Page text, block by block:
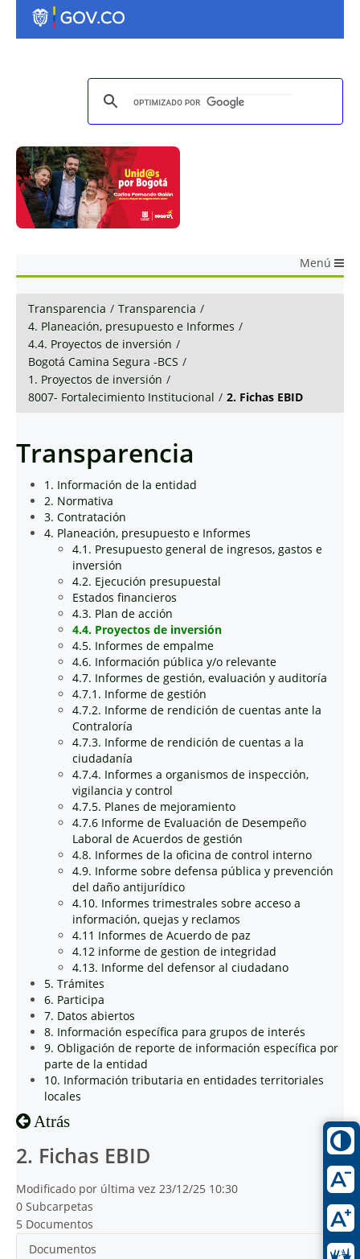
Menú
Transparencia / Transparencia /
4. Planeación, presupuesto e Informes /
4.4. Proyectos de inversión /
Bogotá Camina Segura -BCS /
1. Proyectos de inversión /
8007- Fortalecimiento Institucional / 2. Fichas EBID
Transparencia
1. Información de la entidad
2. Normativa
3. Contratación
4. Planeación, presupuesto e Informes
4.1. Presupuesto general de ingresos, gastos e
inversión
4.2. Ejecución presupuestal
Estados financieros
4.3. Plan de acción
4.4. Proyectos de inversión
4.5. Informes de empalme
4.6. Información pública y/o relevante
4.7. Informes de gestión, evaluación y auditoría
4.7.1. Informe de gestión
4.7.2. Informe de rendición de cuentas ante la
Contraloría
4.7.3. Informe de rendición de cuentas a la
ciudadanía
4.7.4. Informes a organismos de inspección,
vigilancia y control
4.7.5. Planes de mejoramiento
4.7.6 Informe de Evaluación de Desempeño
Laboral de Acuerdos de gestión
4.8. Informes de la oficina de control interno
4.9. Informe sobre defensa pública y prevención
del daño antijurídico
4.10. Informes trimestrales sobre acceso a
información, quejas y reclamos
4.11 Informes de Acuerdo de paz
4.12 informe de gestion de integridad
4.13. Informe del defensor al ciudadano
5. Trámites
6. Participa
7. Datos abiertos
8. Información específica para grupos de interés
9. Obligación de reporte de información específica por
parte de la entidad
10. Información tributaria en entidades territoriales
locales
Atrás
2. Fichas EBID
Modificado por última vez 23/12/25 10:30
0 Subcarpetas
5 Documentos
Documentos